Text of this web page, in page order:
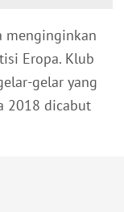
menginginkan
Eropa. Klub
gelar yang
2018 dicabut